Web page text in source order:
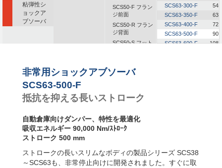
粘弾性シ
ョックア
ブソーバ
SCS50-F フラン
ジ前面
SCS50-R フラン
ジ背面
SCS50-S フット
ジ背面
SCS63-F フラン
ジ前面
SCS63-300-F
SCS63-350-F
SCS63-400-F
SCS63-500-F
SCS63-600-F
非常用ショックアブソーバ
SCS63-500-F
抵抗を抑える長いストローク
自動倉庫向けダンパー、特性を最適化
吸収エネルギー 90,000 Nm/ｽﾄﾛｰｸ
ストローク 500 mm
ストロークの長いスリムなボディの製品シリーズ SCS38
～SCS63も、非常停止向けに開発されました。すぐに取